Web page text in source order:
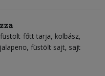
füstölt-főtt tarja kolbász
jalapeno füstölt sajt sajt